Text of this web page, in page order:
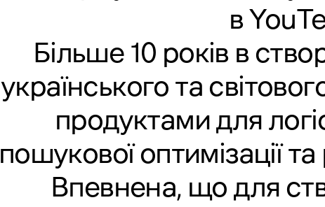
в
Більше 10 років в
українського та
продуктами для
пошукової оптимізації
Впевнена, що для